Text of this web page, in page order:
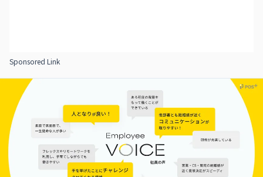
Sponsored Link